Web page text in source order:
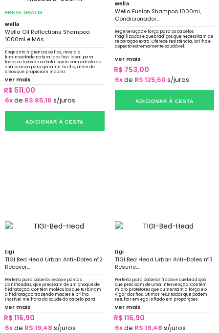
FRETE GRÁTIS
wella
Wella Oil Reflections Shampoo
1000ml e Más...
Enquanto higieniza os fios, revela a
luminosidade natural dos fios. Ideal para
todos os tipos de cabelo, conta com extrato de
chá branco para garantir brilho, além de
óleos que propiciam maciez.
ver mais
R$ 511,00
6xde R$ 85,16 s/juros
ADICIONAR À CESTA
wella
Wella Fusion Shampoo 1000ml,
Condicionador...
Regeneração e força para os cabelos
fragilizados e quebradiços que necessitam de
reparação extra. Oferece resistência, brilho e
aspecto extremamente saudável.
ver mais
R$ 753,00
6xde R$ 125,50 s/juros
ADICIONAR À CESTA
tigi
TIGI Bed Head Urban Anti+Dotes nº2
Recover...
Perfeito para cabelos secos e pontas
danificadas, que precisam de um choque de
hidratação. Contém moléculas que turbinam
a hidratação trazendo maciez e brilho.
Incrível melhora da saúde do cabelo para
uma recuperação digna de comemoração.
ver mais
R$ 116,90
6xde R$ 19,48 s/juros
tigi
TIGI Bed Head Urban Anti+Dotes nº3
Resurre...
Perfeito para cabelos fracos e quebradiços
que precisam de uma intervenção. Contém
micro protetores que aumentam a força e o
vigor dos fios. Ótimos resultados que podem
resultar em ego inflado em proporções
astronômicas.
ver mais
R$ 116,90
6xde R$ 19,48 s/juros